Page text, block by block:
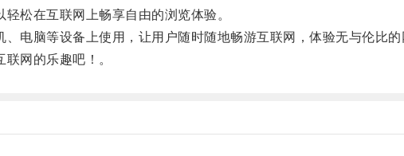
松在互联网上畅享自由的浏览体验。
脑等设备上使用，让用户随时随地畅游互联网，体验无与伦比的
网的乐趣吧！。